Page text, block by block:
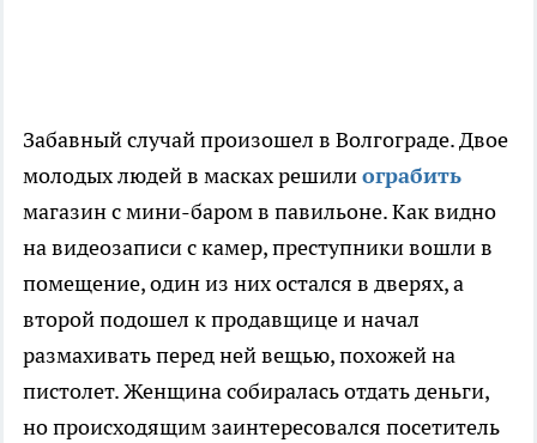
Забавный случай произошел в Волгограде. Двое
молодых людей в масках решилиограбить
магазин с мини-баром в павильоне. Как видно
на видеозаписи с камер, преступники вошли в
помещение, один из них остался в дверях, а
второй подошел к продавщице и начал
размахивать перед ней вещью, похожей на
пистолет. Женщина собиралась отдать деньги,
но происходящим заинтересовался посетитель